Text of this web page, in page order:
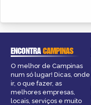
ENCONTRACAMPINAS
O melhor de Campinas
num só lugar! Dicas, onde
ir, o que fazer, as
melhores empresas,
locais, serviços e muito